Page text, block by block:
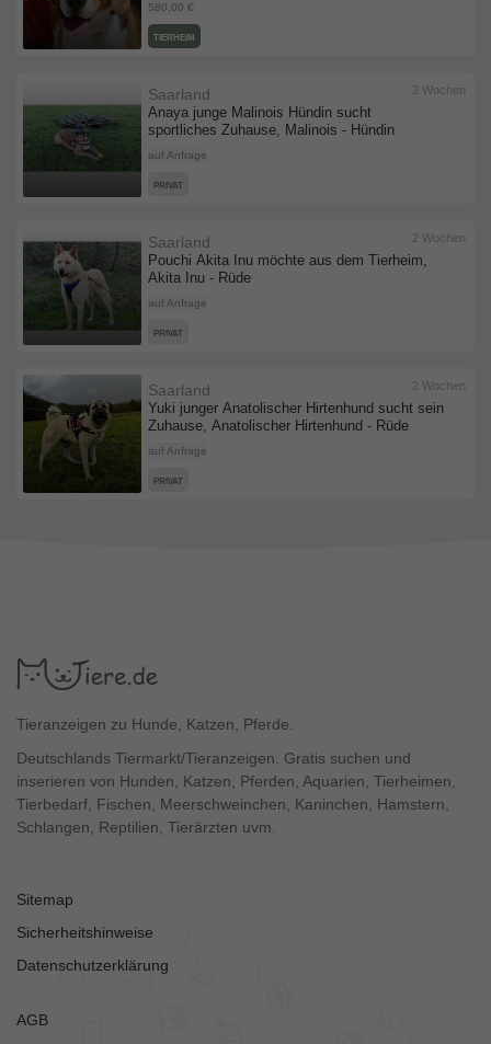
580,00 €
TIERHEIM
Anaya junge Malinois Hündin sucht
sportliches Zuhause, Malinois - Hündin
Saarland
auf Anfrage
2 Wochen
PRIVAT
Pouchi Akita Inu möchte aus dem Tierheim,
Akita Inu - Rüde
Saarland
auf Anfrage
2 Wochen
PRIVAT
Yuki junger Anatolischer Hirtenhund sucht sein
Zuhause, Anatolischer Hirtenhund - Rüde
Saarland
auf Anfrage
2 Wochen
PRIVAT
Tieranzeigen zu Hunde, Katzen, Pferde.
Deutschlands Tiermarkt/Tieranzeigen. Gratis suchen und
inserieren von Hunden, Katzen, Pferden, Aquarien, Tierheimen,
Tierbedarf, Fischen, Meerschweinchen, Kaninchen, Hamstern,
Schlangen, Reptilien, Tierärzten uvm.
Sitemap
Sicherheitshinweise
Datenschutzerklärung
AGB